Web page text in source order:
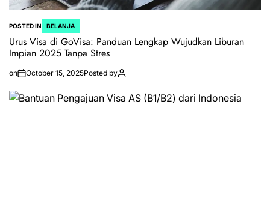
POSTED IN BELANJA
Urus Visa di GoVisa: Panduan Lengkap Wujudkan Liburan
Impian 2025 Tanpa Stres
on October 15, 2025Posted by